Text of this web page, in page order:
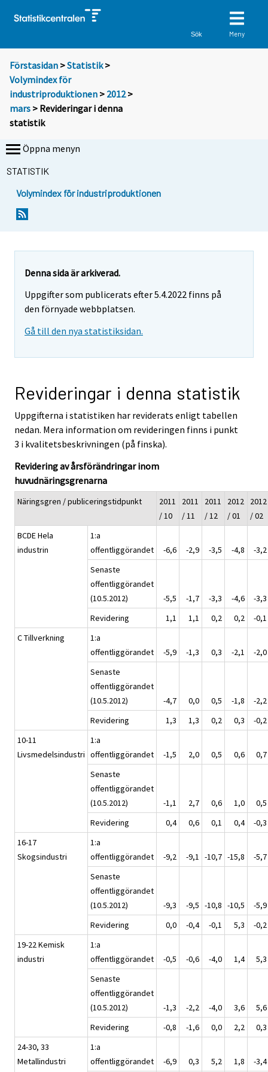
Sök Meny
Förstasidan >Statistik >
Volymindex för
industriproduktionen > 2012>
mars > Revideringar i denna
statistik
Öppna menyn
STATISTIK
Volymindex för industriproduktionen
Denna sida är arkiverad.
Uppgifter som publicerats efter 5.4.2022 finns på
den förnyade webbplatsen.
Gå till den nya statistiksidan.
Revideringar i denna statistik
Uppgifterna i statistiken har reviderats enligt tabellen
nedan. Mera information om revideringen finns i punkt
3 i kvalitetsbeskrivningen (på finska).
Revidering av årsförändringar inom
huvudnäringsgrenarna
Näringsgren / publiceringstidpunkt
2011
/ 10
2011
/ 11
2011
/ 12
2012
/ 01
2012
/ 02
BCDE Hela
industrin
1:a
offentliggörandet
-6,6 -2,9 -3,5 -4,8
-3,2
Senaste
offentliggörandet
(10.5.2012)
-5,5 -1,7 -3,3 -4,6
-3,3
Revidering
1,1 1,1 0,2 0,2
-0,1
C Tillverkning
1:a
offentliggörandet
-5,9 -1,3 0,3 -2,1
-2,0
Senaste
offentliggörandet
(10.5.2012)
-4,7 0,0 0,5 -1,8
-2,2
Revidering
1,3 1,3 0,2 0,3
-0,2
10-11
Livsmedelsindustri
1:a
offentliggörandet
-1,5 2,0 0,5 0,6
0,7
Senaste
offentliggörandet
(10.5.2012)
-1,1 2,7 0,6 1,0
0,5
Revidering
0,4 0,6 0,1 0,4
-0,3
16-17
Skogsindustri
1:a
offentliggörandet
-9,2 -9,1 -10,7 -15,8
-5,7
Senaste
offentliggörandet
(10.5.2012)
-9,3 -9,5 -10,8 -10,5
-5,9
Revidering
0,0 -0,4 -0,1 5,3
-0,2
19-22 Kemisk
industri
1:a
offentliggörandet
-0,5 -0,6 -4,0 1,4
5,3
Senaste
offentliggörandet
(10.5.2012)
-1,3 -2,2 -4,0 3,6
5,6
Revidering
-0,8 -1,6 0,0 2,2
0,3
24-30, 33
Metallindustri
1:a
offentliggörandet
-6,9 0,3 5,2 1,8 -3,4